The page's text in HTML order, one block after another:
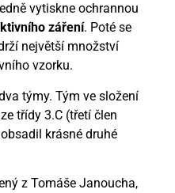
vytiskne ochrannou
záření. Poté se
největší množství
vzorku.
týmy. Tým ve složení
třídy 3.C (třetí člen
krásné druhé
z Tomáše Janoucha,